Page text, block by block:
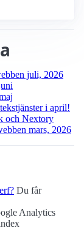
juli, 2026
i april!
och Nextory
mars, 2026
Du får
Analytics